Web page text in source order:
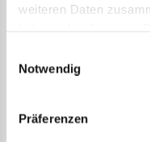
weiteren Daten
Cookies, wenn Sie
Notwendig
Präferenzen
Sie im Telefonbuch